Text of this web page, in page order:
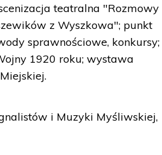
teatralna "Rozmowy
z Wyszkowa"; punkt
sprawnościowe, konkursy;
1920 roku; wystawa
i Muzyki Myśliwskiej,